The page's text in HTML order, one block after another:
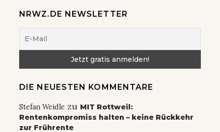
NRWZ.DE NEWSLETTER
DIE NEUESTEN KOMMENTARE
Stefan Weidle zu MIT Rottweil:
Rentenkompromiss halten – keine Rückkehr
zur Frührente